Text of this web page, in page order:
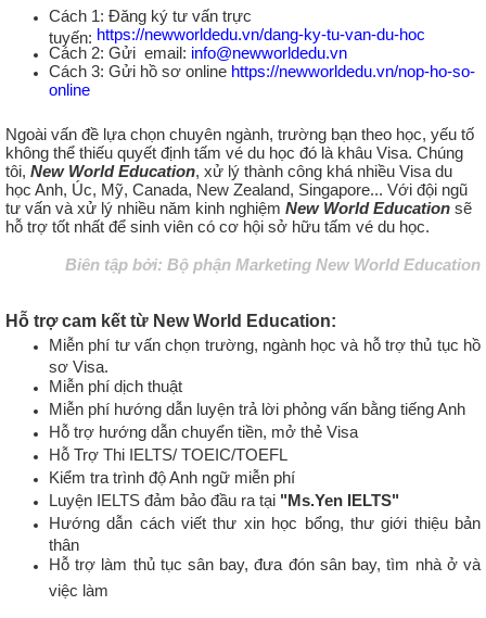
Cách 1: Đăng ký tư vấn trực
tuyến: https://newworldedu.vn/dang-ky-tu-van-du-hoc
Cách 2: Gửi email: info@newworldedu.vn
Cách 3: Gửi hồ sơ onlinehttps://newworldedu.vn/nop-ho-so-
online
Ngoài vấn đề lựa chọn chuyên ngành, trường bạn theo học, yếu tố
không thể thiếu quyết định tấm vé du học đó là khâu Visa. Chúng
tôi, New World Education , xử lý thành công khá nhiều Visa du
học Anh, Úc, Mỹ, Canada, New Zealand, Singapore... Với đội ngũ
tư vấn và xử lý nhiều năm kinh nghiệm New World Educationsẽ
hỗ trợ tốt nhất để sinh viên có cơ hội sở hữu tấm vé du học.
Biên tập bởi: Bộ phận Marketing New World Education
Hỗ trợ cam kết từ New World Education:
Miễn phí tư vấn chọn trường, ngành học và hỗ trợ thủ tục hồ
sơ Visa.
Miễn phí dịch thuật
Miễn phí hướng dẫn luyện trả lời phỏng vấn bằng tiếng Anh
Hỗ trợ hướng dẫn chuyển tiền, mở thẻ Visa
Hỗ Trợ Thi IELTS/ TOEIC/TOEFL
Kiểm tra trình độ Anh ngữ miễn phí
Luyện IELTS đảm bảo đầu ra tại "Ms.Yen IELTS"
Hướng dẫn cách viết thư xin học bổng, thư giới thiệu bản
thân
Hỗ trợ làm thủ tục sân bay, đưa đón sân bay, tìm nhà ở và
việc làm